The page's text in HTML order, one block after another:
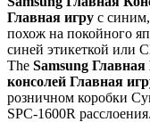
Главная игру с
похож на покойного
синей этикеткой или
The Samsung
консолей Главная
розничном коробки
SPC-1600R расслоения.